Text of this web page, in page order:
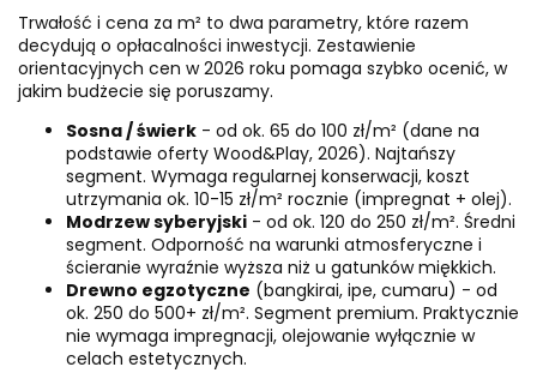
Trwałość i cena za m² to dwa parametry, które razem
decydują o opłacalności inwestycji. Zestawienie
orientacyjnych cen w 2026 roku pomaga szybko ocenić, w
jakim budżecie się poruszamy.
Sosna / świerk - od ok. 65 do 100 zł/m² (dane na
podstawie oferty Wood&Play, 2026). Najtańszy
segment. Wymaga regularnej konserwacji, koszt
utrzymania ok. 10-15 zł/m² rocznie (impregnat + olej).
Modrzew syberyjski - od ok. 120 do 250 zł/m². Średni
segment. Odporność na warunki atmosferyczne i
ścieranie wyraźnie wyższa niż u gatunków miękkich.
Drewno egzotyczne (bangkirai, ipe, cumaru) - od
ok. 250 do 500+ zł/m². Segment premium. Praktycznie
nie wymaga impregnacji, olejowanie wyłącznie w
celach estetycznych.